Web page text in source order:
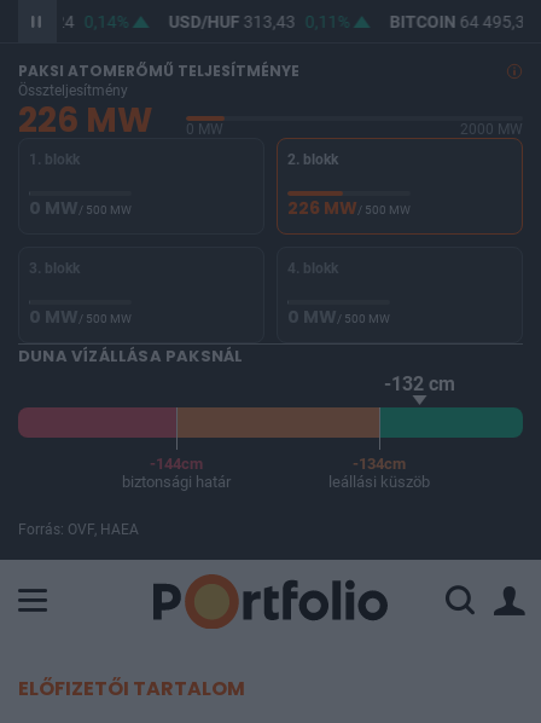
362,24 0,14% USD/HUF313,43 0,11% BITCOIN64 495,33
PAKSI ATOMERŐMŰ TELJESÍTMÉNYE
Összteljesítmény
226 MW 0 MW
2000 MW
1. blokk
0 MW/ 500 MW
2. blokk
226 MW/ 500 MW
3. blokk
0 MW/ 500 MW
4. blokk
0 MW/ 500 MW
DUNA VÍZÁLLÁSA PAKSNÁL
-132 cm
-144cm
biztonsági határ
-134cm
leállási küszöb
Forrás: OVF, HAEA
ELŐFIZETŐI TARTALOM